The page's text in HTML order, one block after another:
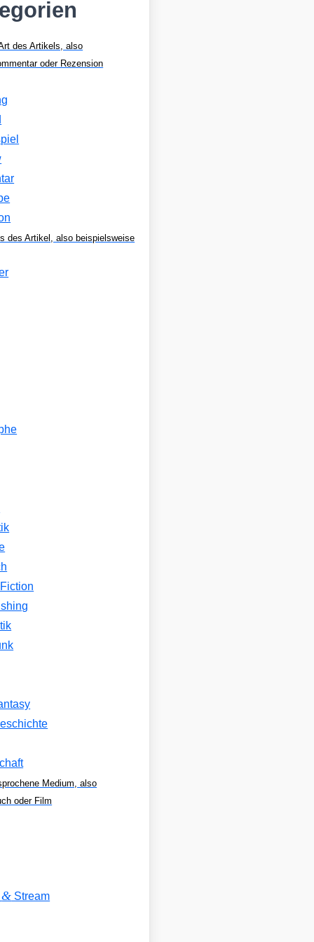
des Artikels, also
oder Rezension
des Artikel, also beispielsweise
Medium, also
oder Film
& Stream